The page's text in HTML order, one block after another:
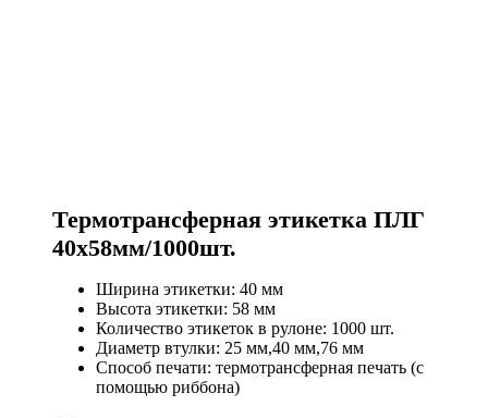
Термотрансферная этикетка ПЛГ
40х58мм/1000шт.
Ширина этикетки: 40 мм
Высота этикетки: 58 мм
Количество этикеток в рулоне: 1000 шт.
Диаметр втулки: 25 мм,40 мм,76 мм
Способ печати: термотрансферная печать (с
помощью риббона)